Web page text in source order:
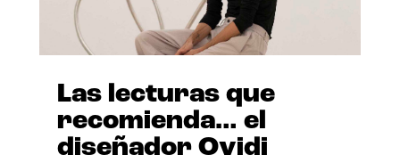
Las lecturas que
recomienda… el
diseñador Ovidi